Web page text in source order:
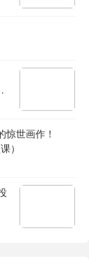
惊世画作！
）